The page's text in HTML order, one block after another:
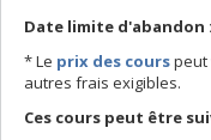
Date limite d'abandon :
* Le prix des courspeut
autres frais exigibles.
Ces cours peut être